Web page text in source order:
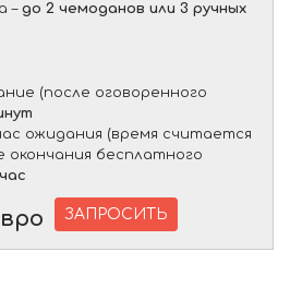
– до 2 чемоданов или 3 ручных
(после оговоренного
ожидания (время считается
окончания бесплатного
ЗАПРОСИТЬ